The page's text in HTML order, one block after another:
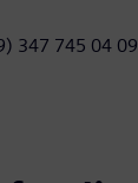
347 745 04